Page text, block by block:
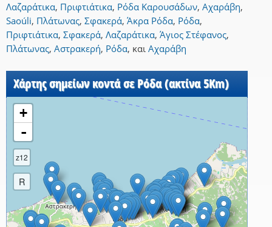
Λαζαράτικα, Πριφτιάτικα, Ρόδα Καρουσάδων, Αχαράβη,
Saoúli, Πλάτωνας, Σφακερά, Άκρα Ρόδα, Ρόδα,
Πριφτιάτικα, Σφακερά, Λαζαράτικα, Άγιος Στέφανος,
Πλάτωνας, Αστρακερή, Ρόδα, και Αχαράβη
Χάρτης σημείων κοντά σε Ρόδα (ακτίνα 5Km)
+
-
z12
R